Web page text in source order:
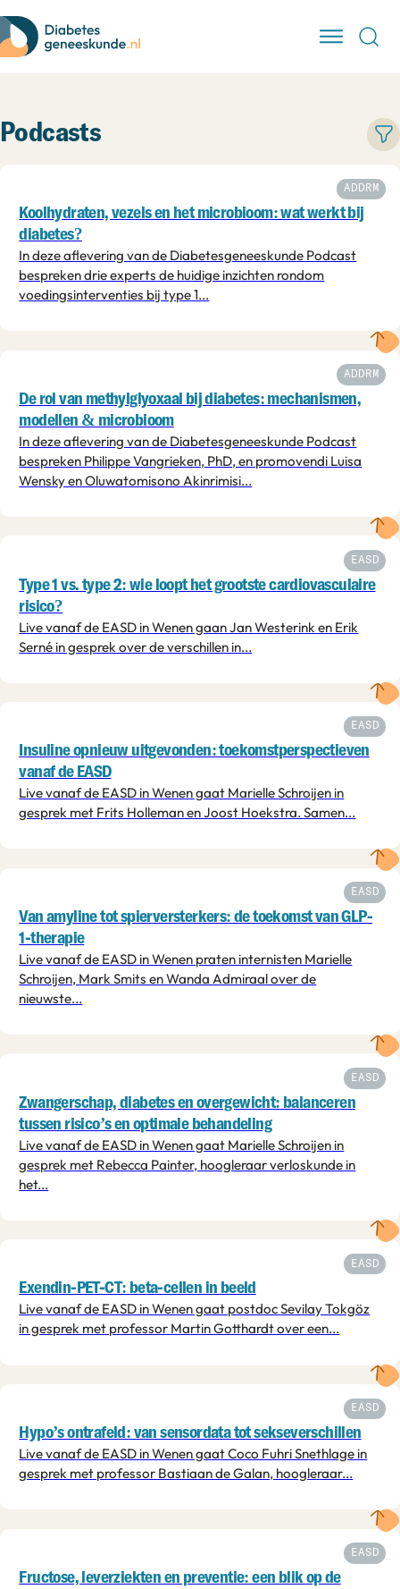
Podcasts
ADDRM
Koolhydraten, vezels en het microbioom: wat werkt bij
diabetes?
In deze aflevering van de Diabetesgeneeskunde Podcast
bespreken drie experts de huidige inzichten rondom
voedingsinterventies bij type 1...
ADDRM
De rol van methylglyoxaal bij diabetes: mechanismen,
modellen & microbioom
In deze aflevering van de Diabetesgeneeskunde Podcast
bespreken Philippe Vangrieken, PhD, en promovendi Luisa
Wensky en Oluwatomisono Akinrimisi...
EASD
Type 1 vs. type 2: wie loopt het grootste cardiovasculaire
risico?
Live vanaf de EASD in Wenen gaan Jan Westerink en Erik
Serné in gesprek over de verschillen in...
EASD
Insuline opnieuw uitgevonden: toekomstperspectieven
vanaf de EASD
Live vanaf de EASD in Wenen gaat Marielle Schroijen in
gesprek met Frits Holleman en Joost Hoekstra. Samen...
EASD
Van amyline tot spierversterkers: de toekomst van GLP-
1-therapie
Live vanaf de EASD in Wenen praten internisten Marielle
Schroijen, Mark Smits en Wanda Admiraal over de
nieuwste...
EASD
Zwangerschap, diabetes en overgewicht: balanceren
tussen risico’s en optimale behandeling
Live vanaf de EASD in Wenen gaat Marielle Schroijen in
gesprek met Rebecca Painter, hoogleraar verloskunde in
het...
EASD
Exendin-PET-CT: beta-cellen in beeld
Live vanaf de EASD in Wenen gaat postdoc Sevilay Tokgöz
in gesprek met professor Martin Gotthardt over een...
EASD
Hypo’s ontrafeld: van sensordata tot sekseverschillen
Live vanaf de EASD in Wenen gaat Coco Fuhri Snethlage in
gesprek met professor Bastiaan de Galan, hoogleraar...
EASD
Fructose, leverziekten en preventie: een blik op de